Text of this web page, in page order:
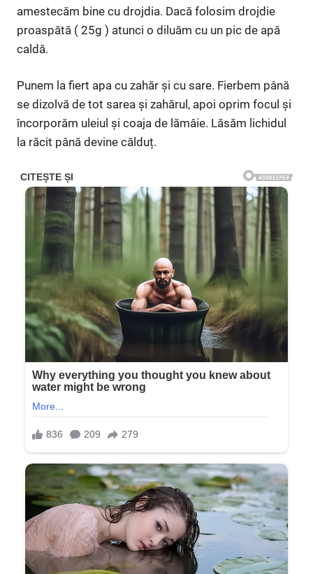
amestecăm bine cu drojdia. Dacă folosim drojdie
proaspătă ( 25g ) atunci o diluăm cu un pic de apă
caldă.
Punem la fiert apa cu zahăr și cu sare. Fierbem până
se dizolvă de tot sarea și zahărul, apoi oprim focul și
încorporăm uleiul și coaja de lămâie. Lăsăm lichidul
la răcit până devine călduț.